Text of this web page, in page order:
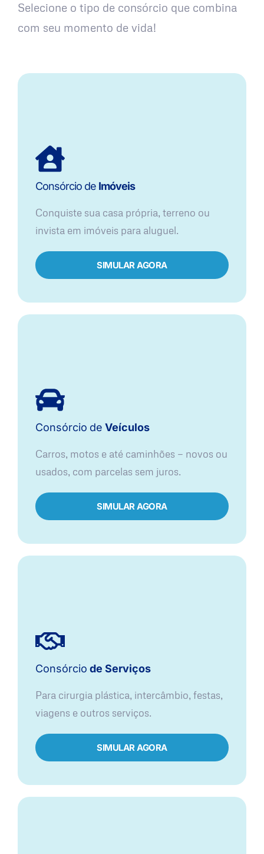
Selecione o tipo de consórcio que combina
com seu momento de vida!
Consórcio de Imóveis
Conquiste sua casa própria, terreno ou
invista em imóveis para aluguel.
SIMULAR AGORA​
Consórcio de Veículos
Carros, motos e até caminhões — novos ou
usados, com parcelas sem juros.
SIMULAR AGORA
Consórcio de Serviços
Para cirurgia plástica, intercâmbio, festas,
viagens e outros serviços.
SIMULAR AGORA